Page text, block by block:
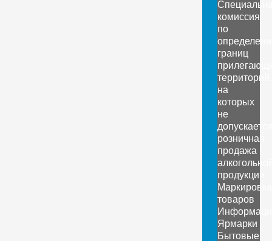
комиссия
по
границ
территорий,
на
которых
не
допускается
розничная
продажа
продукции
Маркировка
товаров
Ярмарки
Бытовые